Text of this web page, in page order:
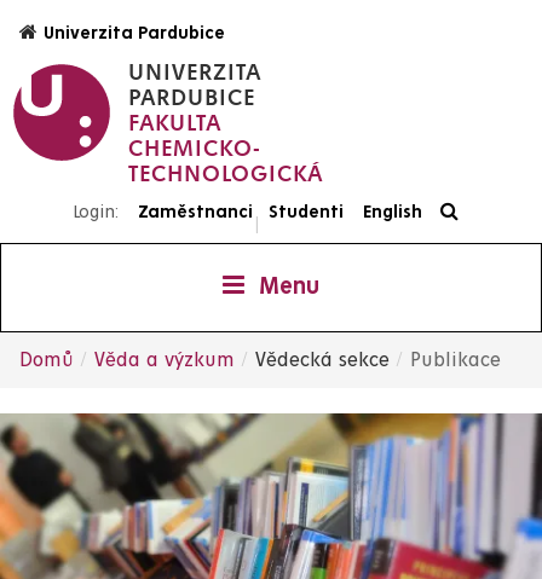
hlavnímu
obsahu
UNIVERZITA
PARDUBICE
FAKULTA
CHEMICKO-
TECHNOLOGICKÁ
Univerzita Pardubice
Login: Zaměstnanci
|
Studenti English
Menu
navigace
Domů Věda a výzkum Vědecká sekce Publikace